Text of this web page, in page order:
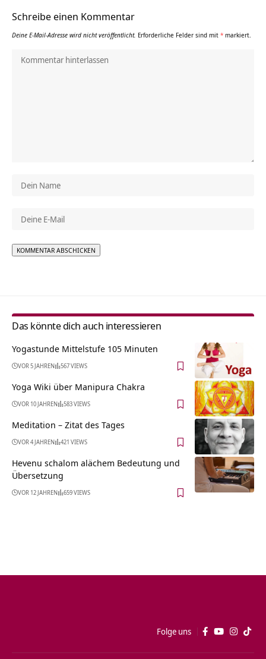
Schreibe einen Kommentar
Deine E-Mail-Adresse wird nicht veröffentlicht. Erforderliche Felder sind mit * markiert.
Das könnte dich auch interessieren
Yogastunde Mittelstufe 105 Minuten
VOR 5 JAHREN 567 VIEWS
Yoga Wiki über Manipura Chakra
VOR 10 JAHREN 583 VIEWS
Meditation – Zitat des Tages
VOR 4 JAHREN 421 VIEWS
Hevenu schalom alächem Bedeutung und
Übersetzung
VOR 12 JAHREN 659 VIEWS
Folge uns